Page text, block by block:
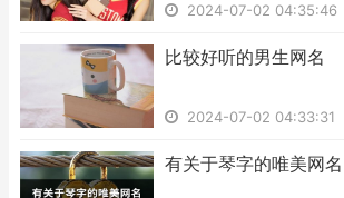
2024-07-02 04:35:46
​比较好听的男生网名
2024-07-02 04:33:31
有关于琴字的唯美网